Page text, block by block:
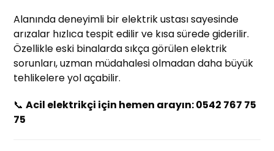
Alanında deneyimli bir elektrik ustası sayesinde
arızalar hızlıca tespit edilir ve kısa sürede giderilir.
Özellikle eski binalarda sıkça görülen elektrik
sorunları, uzman müdahalesi olmadan daha büyük
tehlikelere yol açabilir.
📞Acil elektrikçi için hemen arayın: 0542 767 75
75